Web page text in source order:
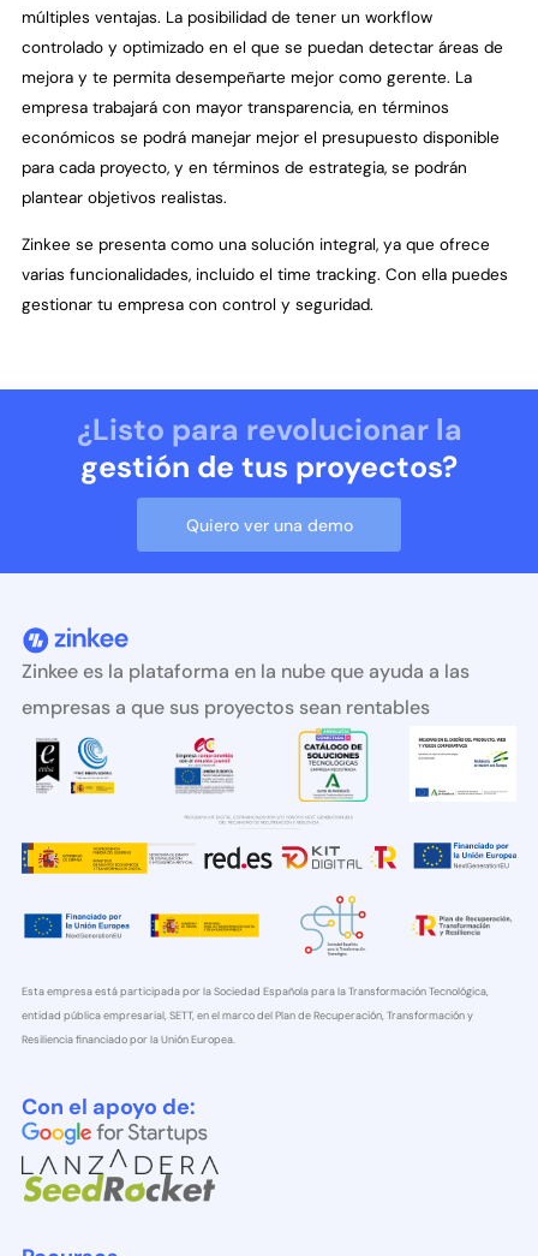
múltiples ventajas. La posibilidad de tener un workflow
controlado y optimizado en el que se puedan detectar áreas de
mejora y te permita desempeñarte mejor como gerente. La
empresa trabajará con mayor transparencia, en términos
económicos se podrá manejar mejor el presupuesto disponible
para cada proyecto, y en términos de estrategia, se podrán
plantear objetivos realistas.
Zinkee se presenta como una solución integral, ya que ofrece
varias funcionalidades, incluido el time tracking. Con ella puedes
gestionar tu empresa con control y seguridad.
¿Listo para revolucionar la
gestión de tus proyectos?
Quiero ver una demo
Zinkee es la plataforma en la nube que ayuda a las
empresas a que sus proyectos sean rentables
Esta empresa está participada por la Sociedad Española para la Transformación Tecnológica,
entidad pública empresarial, SETT, en el marco del Plan de Recuperación, Transformación y
Resiliencia financiado por la Unión Europea.
Con el apoyo de: